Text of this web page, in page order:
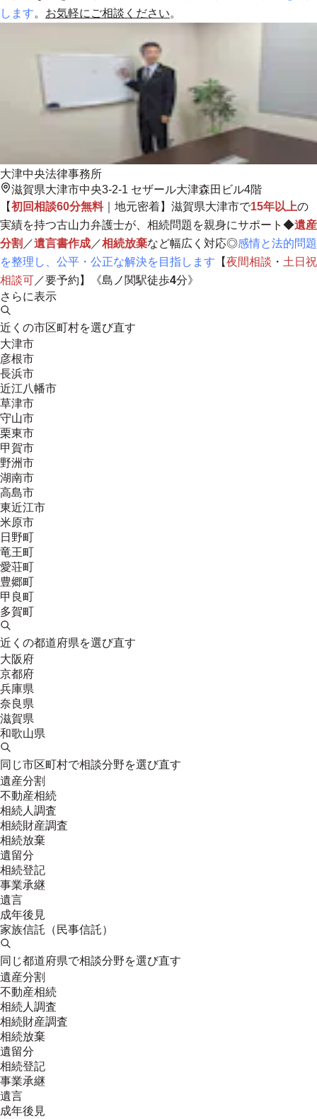
します。 お気軽にご相談ください。
大津中央法律事務所
滋賀県大津市中央3-2-1 セザール大津森田ビル4階
【初回相談60分無料｜ 地元密着】滋賀県大津市で15年以上の
実績を持つ古山力弁護士が、相続問題を親身にサポート◆遺産
分割 ／遺言書作成 ／相続放棄など幅広く対応◎感情と法的問題
を整理し、公平・公正な解決を目指しま す 【夜間相談 ・ 土日祝
相談可 ／要予約】《島ノ関駅徒歩4分》
さらに表示
近くの市区町村を選び直す
大津市
彦根市
長浜市
近江八幡市
草津市
守山市
栗東市
甲賀市
野洲市
湖南市
高島市
東近江市
米原市
日野町
竜王町
愛荘町
豊郷町
甲良町
多賀町
近くの都道府県を選び直す
大阪府
京都府
兵庫県
奈良県
滋賀県
和歌山県
同じ市区町村で相談分野を選び直す
遺産分割
不動産相続
相続人調査
相続財産調査
相続放棄
遺留分
相続登記
事業承継
遺言
成年後見
家族信託（民事信託）
同じ都道府県で相談分野を選び直す
遺産分割
不動産相続
相続人調査
相続財産調査
相続放棄
遺留分
相続登記
事業承継
遺言
成年後見